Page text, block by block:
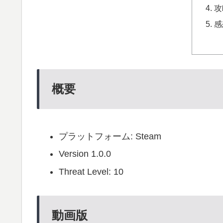
概要
プラットフォーム: Steam
Version 1.0.0
Threat Level: 10
動画版